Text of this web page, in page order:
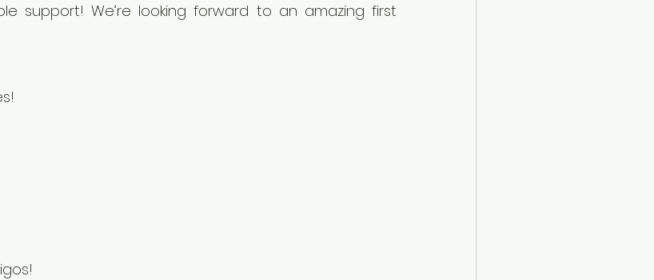
support! We’re looking forward to an amazing first